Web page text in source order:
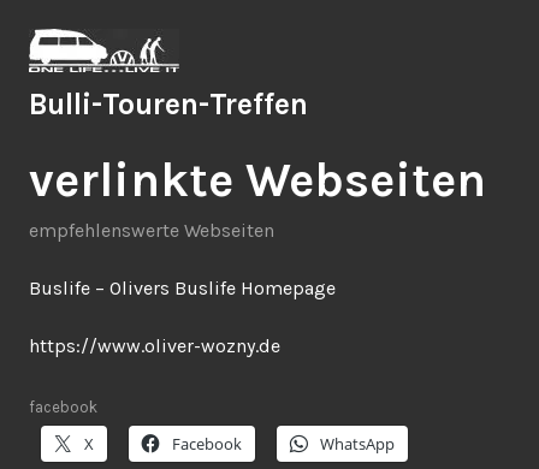
Inhalt
springen
Bulli-Touren-Treffen
verlinkte Webseiten
empfehlenswerte Webseiten
Buslife – Olivers Buslife Homepage
https://www.oliver-wozny.de
facebook
X Facebook WhatsApp